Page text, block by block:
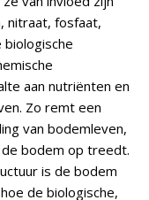
nitraat, fosfaat,
biologische
aan nutriënten en
Zo remt een
van bodemleven,
bodem op treedt.
is de bodem
de biologische,